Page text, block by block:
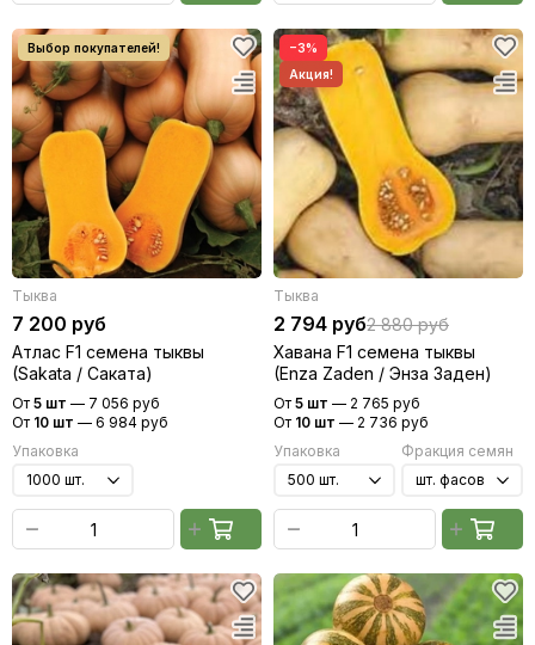
Тыква
7 200 руб
Атлас F1 семена тыквы
(Sakata / Саката)
От 5 шт — 7 056 руб
От 10 шт — 6 984 руб
Упаковка
−3%
Тыква
2 794 руб2 880 руб
Хавана F1 семена тыквы
(Enza Zaden / Энза Заден)
От 5 шт — 2 765 руб
От 10 шт — 2 736 руб
Упаковка
Фракция семян